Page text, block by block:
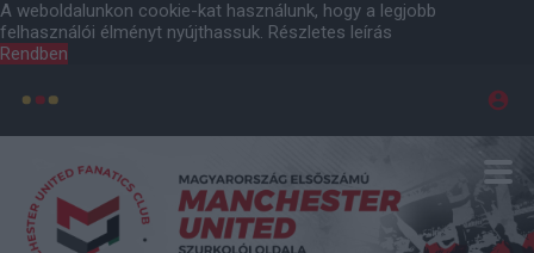
A weboldalunkon cookie-kat használunk, hogy a legjobb
felhasználói élményt nyújthassuk. Részletes leírás
Rendben